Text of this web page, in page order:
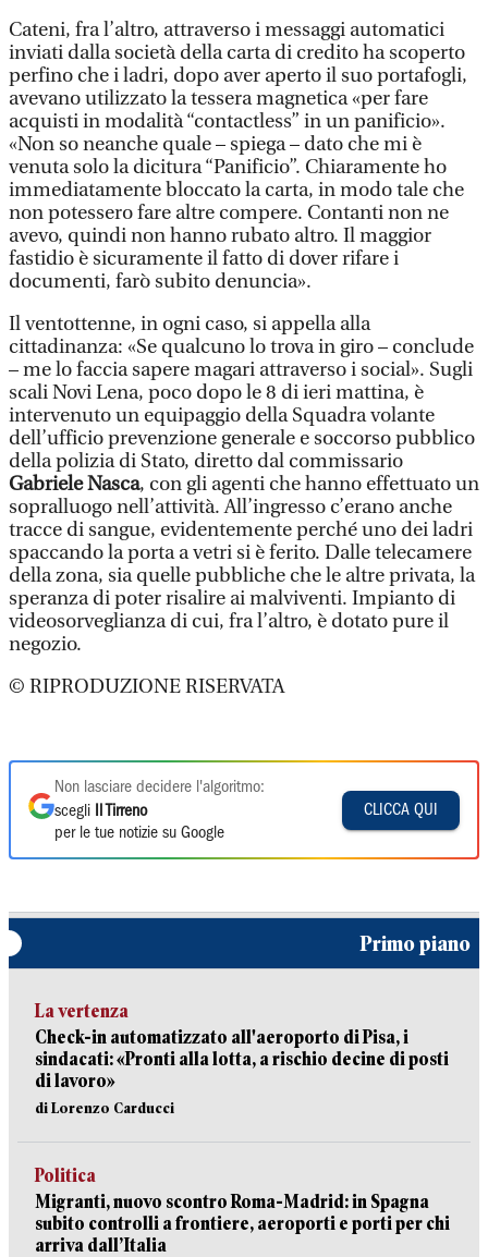
Cateni, fra l’altro, attraverso i messaggi automatici
inviati dalla società della carta di credito ha scoperto
perfino che i ladri, dopo aver aperto il suo portafogli,
avevano utilizzato la tessera magnetica «per fare
acquisti in modalità “contactless” in un panificio».
«Non so neanche quale – spiega – dato che mi è
venuta solo la dicitura “Panificio”. Chiaramente ho
immediatamente bloccato la carta, in modo tale che
non potessero fare altre compere. Contanti non ne
avevo, quindi non hanno rubato altro. Il maggior
fastidio è sicuramente il fatto di dover rifare i
documenti, farò subito denuncia».
Il ventottenne, in ogni caso, si appella alla
cittadinanza: «Se qualcuno lo trova in giro – conclude
– me lo faccia sapere magari attraverso i social». Sugli
scali Novi Lena, poco dopo le 8 di ieri mattina, è
intervenuto un equipaggio della Squadra volante
dell’ufficio prevenzione generale e soccorso pubblico
della polizia di Stato, diretto dal commissario
Gabriele Nasca, con gli agenti che hanno effettuato un
sopralluogo nell’attività. All’ingresso c’erano anche
tracce di sangue, evidentemente perché uno dei ladri
spaccando la porta a vetri si è ferito. Dalle telecamere
della zona, sia quelle pubbliche che le altre privata, la
speranza di poter risalire ai malviventi. Impianto di
videosorveglianza di cui, fra l’altro, è dotato pure il
negozio.
© RIPRODUZIONE RISERVATA
Non lasciare decidere l'algoritmo:
scegli
Il Tirreno
per le tue notizie su Google
CLICCA QUI
Primo piano
La vertenza
Check-in automatizzato all'aeroporto di Pisa, i
sindacati: «Pronti alla lotta, a rischio decine di posti
di lavoro»
di Lorenzo Carducci
Politica
Migranti, nuovo scontro Roma-Madrid: in Spagna
subito controlli a frontiere, aeroporti e porti per chi
arriva dall’Italia